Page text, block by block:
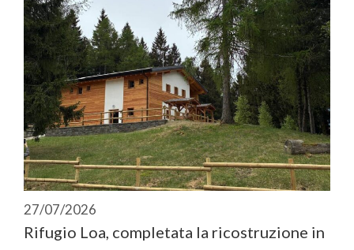
27/07/2026
Rifugio Loa, completata la ricostruzione in